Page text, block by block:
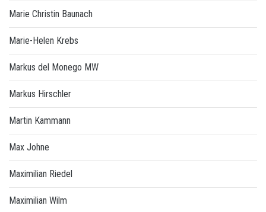
Marie Christin Baunach
Marie-Helen Krebs
Markus del Monego MW
Markus Hirschler
Martin Kammann
Max Johne
Maximilian Riedel
Maximilian Wilm